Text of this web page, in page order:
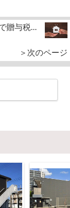
贈与税...
＞次のページ